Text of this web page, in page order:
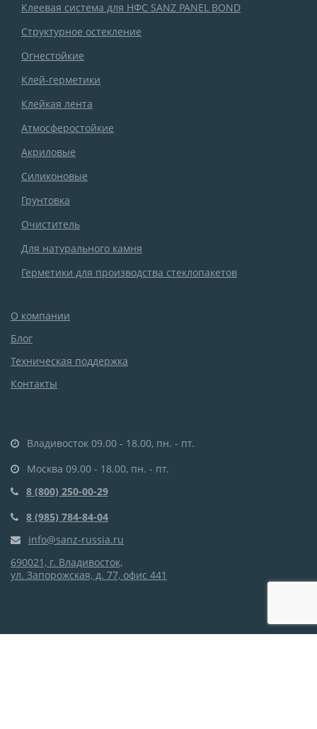
Клеевая система для НФС SANZ PANEL BOND
Структурное остекление
Огнестойкие
Клей-герметики
Клейкая лента
Атмосферостойкие
Акриловые
Силиконовые
Грунтовка
Очиститель
Для натурального камня
Герметики для производства стеклопакетов
О компании
Блог
Техническая поддержка
Контакты
Владивосток 09.00 - 18.00, пн. - пт.
Москва 09.00 - 18.00, пн. - пт.
8 (800) 250-00-29
8 (985) 784-84-04
info@sanz-russia.ru
690021, г. Владивосток,
ул. Запорожская, д. 77, офис 441